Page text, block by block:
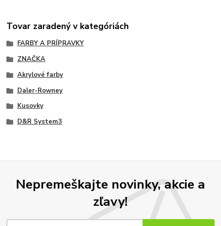
Tovar zaradený v kategóriách
FARBY A PRÍPRAVKY
ZNAČKA
Akrylové farby
Daler-Rowney
Kusovky
D&R System3
Nepremeškajte novinky, akcie a
zľavy!